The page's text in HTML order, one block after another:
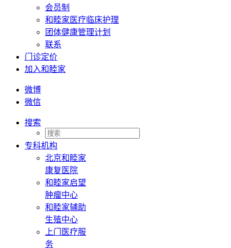
会员制
和睦家医疗临床护理
团体健康管理计划
联系
门诊定价
加入和睦家
微博
微信
搜索
专科机构
北京和睦家
康复医院
和睦家启望
肿瘤中心
和睦家辅助
生殖中心
上门医疗服
务